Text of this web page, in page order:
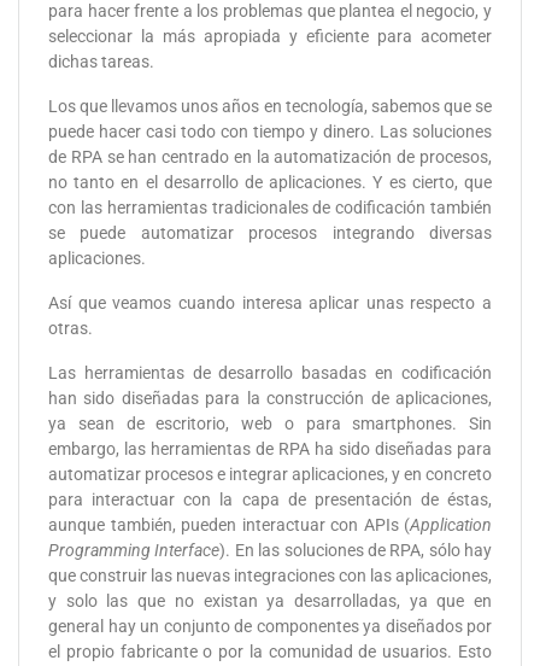
para hacer frente a los problemas que plantea el negocio, y
seleccionar la más apropiada y eficiente para acometer
dichas tareas.
Los que llevamos unos años en tecnología, sabemos que se
puede hacer casi todo con tiempo y dinero. Las soluciones
de RPA se han centrado en la automatización de procesos,
no tanto en el desarrollo de aplicaciones. Y es cierto, que
con las herramientas tradicionales de codificación también
se puede automatizar procesos integrando diversas
aplicaciones.
Así que veamos cuando interesa aplicar unas respecto a
otras.
Las herramientas de desarrollo basadas en codificación
han sido diseñadas para la construcción de aplicaciones,
ya sean de escritorio, web o para smartphones. Sin
embargo, las herramientas de RPA ha sido diseñadas para
automatizar procesos e integrar aplicaciones, y en concreto
para interactuar con la capa de presentación de éstas,
aunque también, pueden interactuar con APIs (Application
Programming Interface). En las soluciones de RPA, sólo hay
que construir las nuevas integraciones con las aplicaciones,
y solo las que no existan ya desarrolladas, ya que en
general hay un conjunto de componentes ya diseñados por
el propio fabricante o por la comunidad de usuarios. Esto